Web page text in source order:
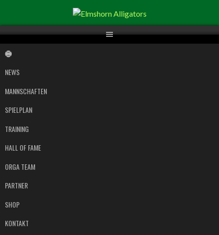
Inhalt
NEWS
MANNSCHAFTEN
SPIELPLAN
TRAINING
HALL OF FAME
ORGA TEAM
PARTNER
SHOP
KONTAKT